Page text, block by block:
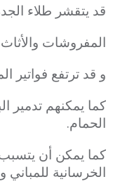
قد يتقشر طلاء
المفروشات
و قد ترتفع فواتير
كما يمكنهم تدمير
الحمام.
كما يمكن أن
الخرسانية للمباني